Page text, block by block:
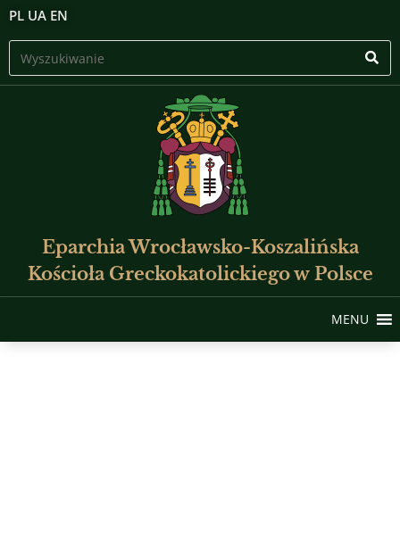
PL UA EN
Eparchia Wrocławsko-Koszalińska
Kościoła Greckokatolickiego w Polsce
MENU